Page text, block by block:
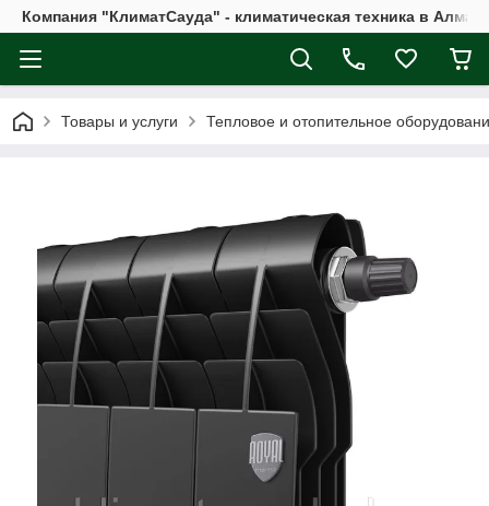
Компания "КлиматСауда" - климатическая техника в
Товары и услуги Тепловое и отопительное